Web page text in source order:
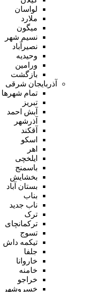
لواسان
ملارد
میگون
نسیم شهر
نصیرآباد
وحیدیه
ورامین
بازگشت
آذربایجان شرقی
تمام شهر‌ها
تبریز
آبش احمد
آذرشهر
آقکند
اسکو
اهر
ایلخچی
باسمنج
بخشایش
بستان آباد
بناب
ناب جدید
ترک
ترکمانچای
تسوج
تیکمه داش
جلفا
خاروانا
خامنه
خراجو
خسروشهر